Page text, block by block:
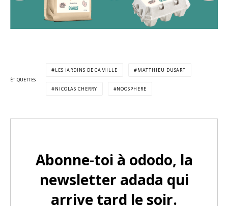
ÉTIQUETTES
LES JARDINS DE CAMILLE MATTHIEU DUSART
NICOLAS CHERRY NOOSPHERE